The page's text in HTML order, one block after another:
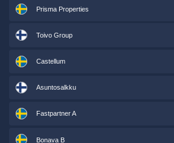
Prisma Properties
Toivo Group
Castellum
Asuntosalkku
Fastpartner A
Bonava B